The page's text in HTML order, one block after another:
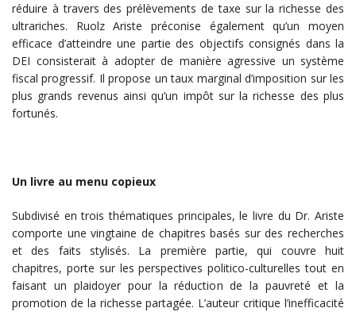
réduire à travers des prélèvements de taxe sur la richesse des
ultrariches. Ruolz Ariste préconise également qu’un moyen
efficace d’atteindre une partie des objectifs consignés dans la
DEI consisterait à adopter de manière agressive un système
fiscal progressif. Il propose un taux marginal d’imposition sur les
plus grands revenus ainsi qu’un impôt sur la richesse des plus
fortunés.
Un livre au menu copieux
Subdivisé en trois thématiques principales, le livre du Dr. Ariste
comporte une vingtaine de chapitres basés sur des recherches
et des faits stylisés. La première partie, qui couvre huit
chapitres, porte sur les perspectives politico-culturelles tout en
faisant un plaidoyer pour la réduction de la pauvreté et la
promotion de la richesse partagée. L’auteur critique l’inefficacité